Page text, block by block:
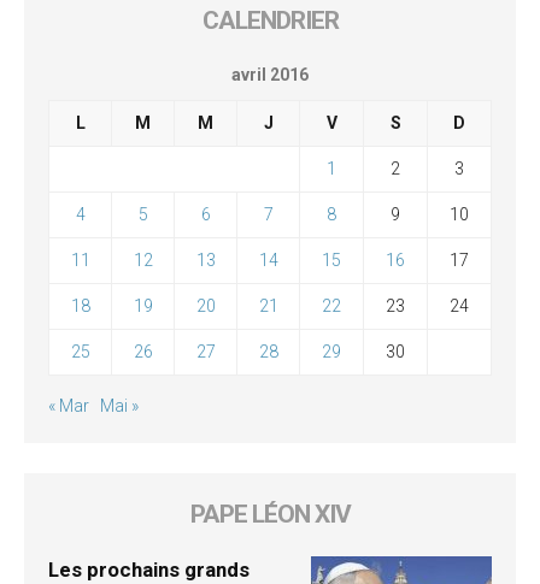
CALENDRIER
avril 2016
L M M J V S D
1 2 3
4 5 6 7 8 9 10
11 12 13 14 15 16 17
18 19 20 21 22 23 24
25 26 27 28 29 30
« Mar Mai »
PAPE LÉON XIV
Les prochains grands